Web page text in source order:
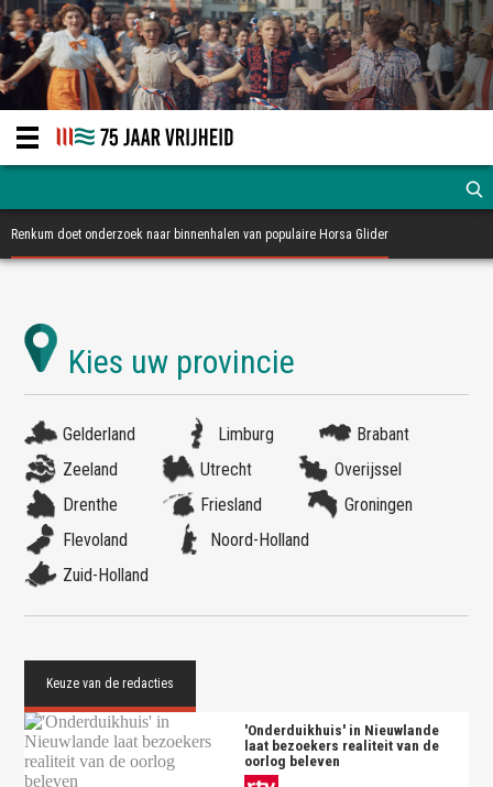
Renkum doet onderzoek naar binnenhalen van populaire Horsa Glider
Gelderland Limburg
Brabant
Zeeland
Utrecht
Overijssel
Drenthe
Friesland
Groningen
Flevoland
Noord-Holland
Zuid-Holland
'Onderduikhuis' in Nieuwlande
laat bezoekers realiteit van de
oorlog beleven